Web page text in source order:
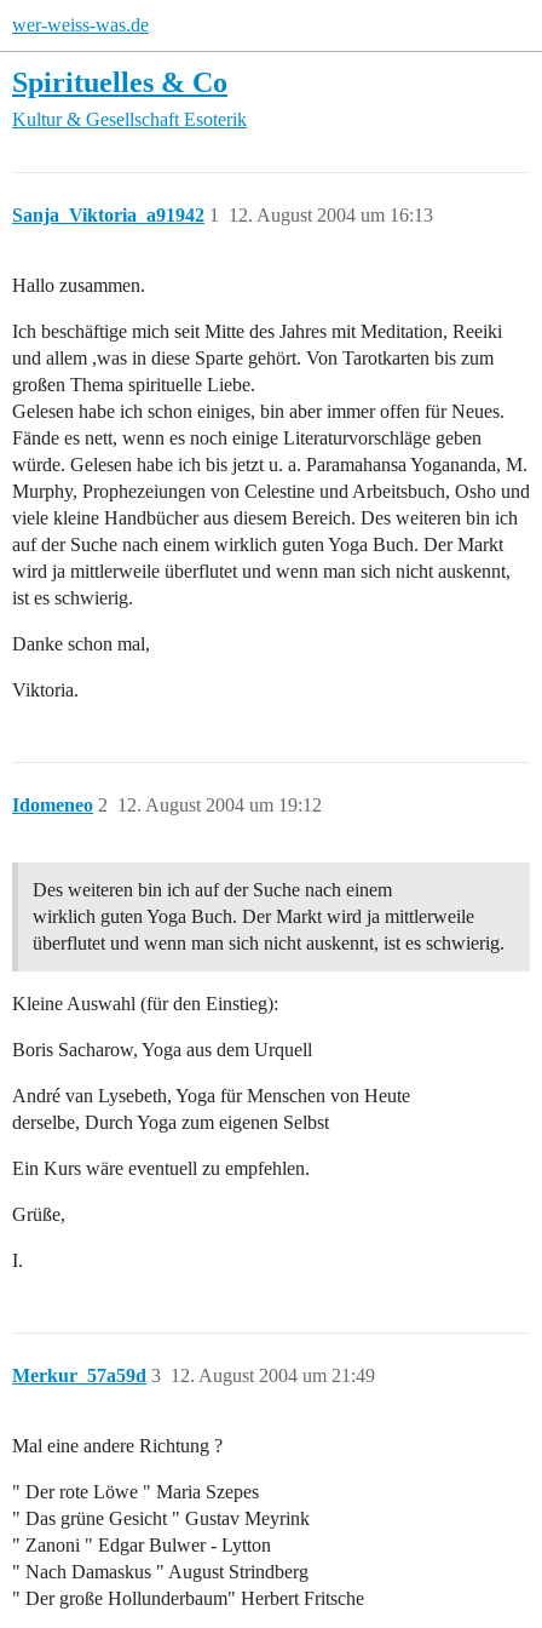
wer-weiss-was.de
Spirituelles & Co
Kultur & Gesellschaft Esoterik
Sanja_Viktoria_a91942 12. August 2004 um 16:13
1
Hallo zusammen.
Ich beschäftige mich seit Mitte des Jahres mit Meditation, Reeiki
und allem ,was in diese Sparte gehört. Von Tarotkarten bis zum
großen Thema spirituelle Liebe.
Gelesen habe ich schon einiges, bin aber immer offen für Neues.
Fände es nett, wenn es noch einige Literaturvorschläge geben
würde. Gelesen habe ich bis jetzt u. a. Paramahansa Yogananda, M.
Murphy, Prophezeiungen von Celestine und Arbeitsbuch, Osho und
viele kleine Handbücher aus diesem Bereich. Des weiteren bin ich
auf der Suche nach einem wirklich guten Yoga Buch. Der Markt
wird ja mittlerweile überflutet und wenn man sich nicht auskennt,
ist es schwierig.
Danke schon mal,
Viktoria.
Idomeneo 12. August 2004 um 19:12
2
Des weiteren bin ich auf der Suche nach einem
wirklich guten Yoga Buch. Der Markt wird ja mittlerweile
überflutet und wenn man sich nicht auskennt, ist es schwierig.
Kleine Auswahl (für den Einstieg):
Boris Sacharow, Yoga aus dem Urquell
André van Lysebeth, Yoga für Menschen von Heute
derselbe, Durch Yoga zum eigenen Selbst
Ein Kurs wäre eventuell zu empfehlen.
Grüße,
I.
Merkur_57a59d 12. August 2004 um 21:49
3
Mal eine andere Richtung ?
" Der rote Löwe " Maria Szepes
" Das grüne Gesicht " Gustav Meyrink
" Zanoni " Edgar Bulwer - Lytton
" Nach Damaskus " August Strindberg
" Der große Hollunderbaum" Herbert Fritsche